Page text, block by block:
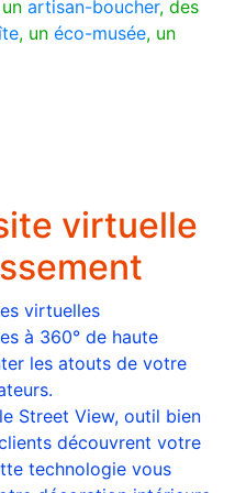
artisan-boucher, des
, un éco-musée, un
virtuelle
virtuelles
à 360° de haute
les atouts de votre
Street View, outil bien
découvrent votre
technologie vous